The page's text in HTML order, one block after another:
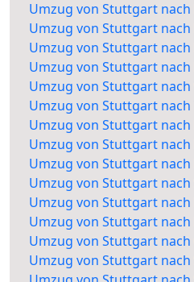
Umzug von Stuttgart nach
Umzug von Stuttgart nach
Umzug von Stuttgart
Umzug von Stuttgart
Umzug von Stuttgart nach
Umzug von Stuttgart
Umzug von Stuttgart
Umzug von Stuttgart nach
Umzug von Stuttgart nach
Umzug von Stuttgart nach
Umzug von Stuttgart nach
Umzug von Stuttgart
Umzug von Stuttgart
Umzug von Stuttgart nach